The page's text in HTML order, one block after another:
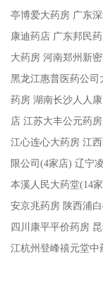
亭博爱大药房 广东
康迪药店 广东邦民
大药房 河南郑州新
黑龙江惠普医药公
药房 湖南长沙人人
店 江苏大丰公元药
江心连心大药房 江
限公司(4家店) 辽宁
本溪人民大药堂(14
安京兆药房 陕西浦
四川康平平价药房
江杭州登峰禧元堂